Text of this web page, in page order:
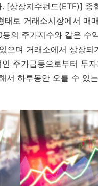
[상장지수펀드(ETF)] 종
로 거래소시장에서 매
의 주가지수와 같은 수
으며 거래소에서 상장되
주가급등으로부터 투
서 하루동안 오를 수 있